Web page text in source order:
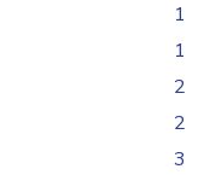
1
1
2
2
3